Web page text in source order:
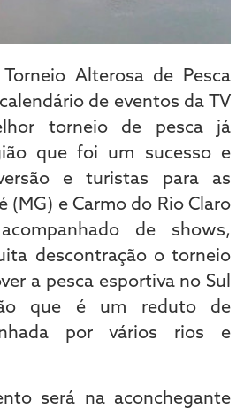
Alterosa de Pesca
de eventos da TV
torneio de pesca já
que foi um sucesso e
e turistas para as
(MG) e Carmo do Rio Claro
de shows,
descontração o torneio
a pesca esportiva no Sul
que é um reduto de
por vários rios e
será na aconchegante